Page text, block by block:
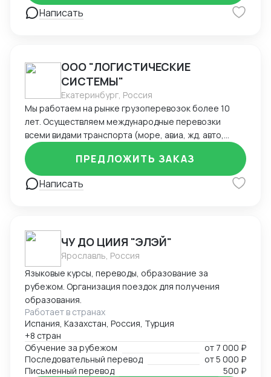
переговоры -решаем любые нестандартные задачи
на месте Моя ключевая компетенция — это глубокое
Написать
ООО "ЛОГИСТИЧЕСКИЕ
СИСТЕМЫ"
Екатеринбург, Россия
Мы работаем на рынке грузоперевозок более 10
лет. Осуществляем международные перевозки
всеми видами транспорта (море, авиа, жд, авто,
сборные грузы) и внутрироссийские контейнерные
перевозки. У нас собственный контейнерный
терминал, парк – более 1000 контейнеров, более 60
собственных контейнеровозов, прицепов, площадки
Написать
ПРЕДЛОЖИТЬ ЗАКАЗ
ЧУ ДО ЦИИЯ "ЭЛЭЙ"
Ярославль, Россия
Языковые курсы, переводы, образование за
рубежом. Организация поездок для получения
образования.
Работает в странах
Испания, Казахстан, Россия, Турция
+8 стран
Обучение за рубежом
от 7 000 ₽
Последовательный перевод
от5 000 ₽
Письменный перевод
500 ₽